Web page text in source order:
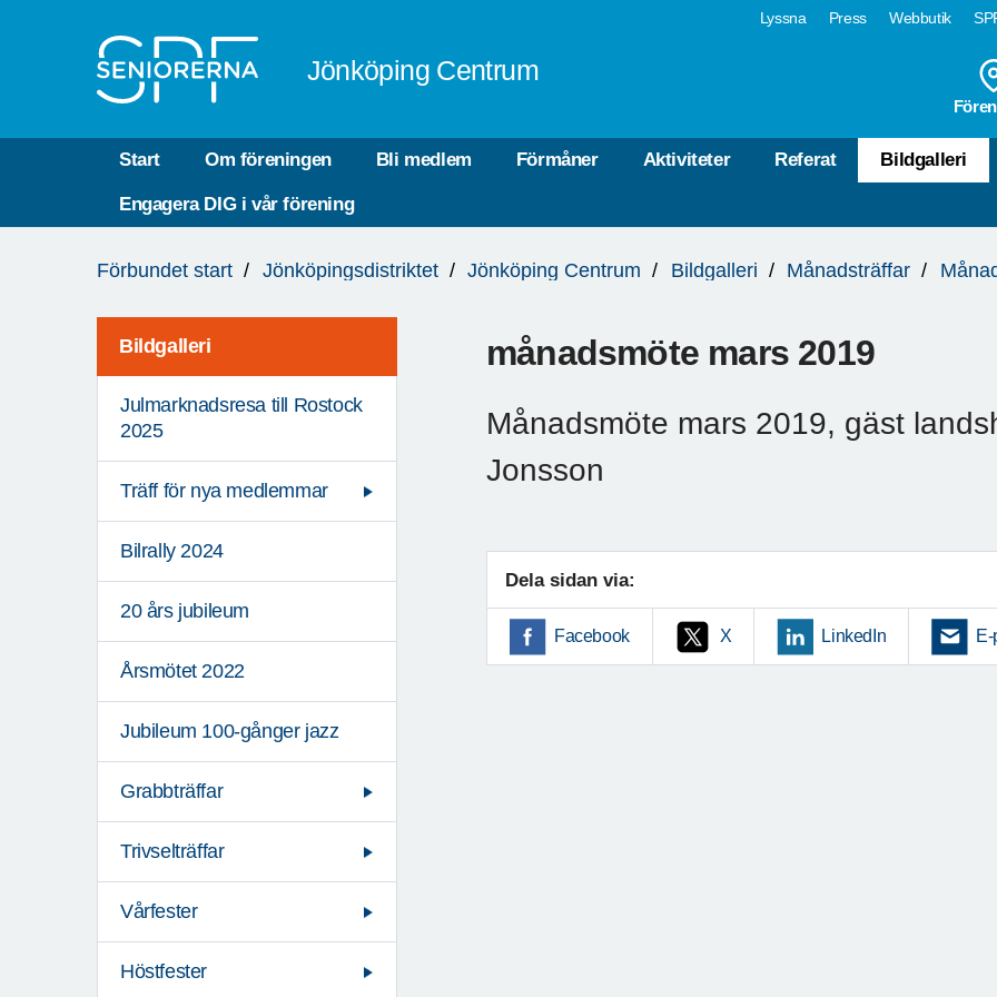
Lyssna Press Webbutik
Jönköping Centrum
Start Om föreningen Bli medlem Förmåner Aktiviteter Referat Bildgalleri
Engagera DIG i vår förening
är
Förbundet start Jönköpingsdistriktet Jönköping Centrum Bildgalleri Månadsträffar
Bildgalleri
Julmarknadsresa till Rostock
2025
Träff för nya medlemmar
Bilrally 2024
20 års jubileum
Årsmötet 2022
Jubileum 100-gånger jazz
Grabbträffar
Trivselträffar
Vårfester
Höstfester
månadsmöte mars 2019
Månadsmöte mars 2019, gäst
Jonsson
Dela sidan via:
Facebook X LinkedIn